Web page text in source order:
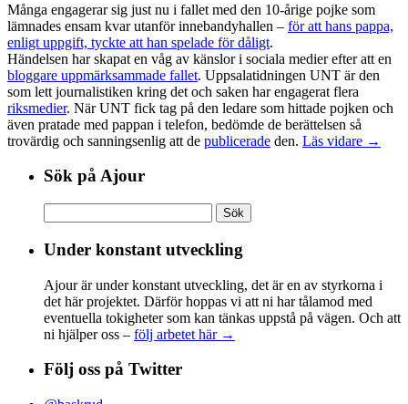
Många engagerar sig just nu i fallet med den 10-årige pojke som
lämnades ensam kvar utanför innebandyhallen – för att hans pappa,
enligt uppgift, tyckte att han spelade för dåligt.
Händelsen har skapat en våg av känslor i sociala medier efter att en
bloggare uppmärksammade fallet. Uppsalatidningen UNT är den
som lett journalistiken kring det och saken har engagerat flera
riksmedier. När UNT fick tag på den ledare som hittade pojken och
även pratade med pappan i telefon, bedömde de berättelsen så
trovärdig och sanningsenlig att de publicerade den. Läs vidare →
Sök på Ajour
efter:
Under konstant utveckling
Ajour är under konstant utveckling, det är en av styrkorna i
det här projektet. Därför hoppas vi att ni har tålamod med
eventuella tokigheter som kan tänkas uppstå på vägen. Och att
ni hjälper oss – följ arbetet här →
Följ oss på Twitter